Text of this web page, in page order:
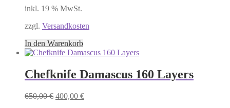
inkl. 19 % MwSt.
zzgl. Versandkosten
In den Warenkorb
Chefknife Damascus 160 Layers
650,00€ Ursprünglicher
400,00 €Aktueller